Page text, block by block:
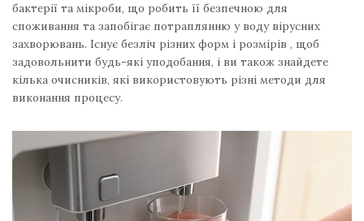
бактерії та мікроби, що робить її безпечною для
споживання та запобігає потраплянню у воду вірусних
захворювань. Існує безліч різних форм і розмірів , щоб
задовольнити будь-які уподобання, і ви також знайдете
кілька очисників, які використовують різні методи для
виконання процесу.